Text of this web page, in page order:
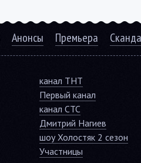
Анонсы Премьера
канал ТНТ
Первый канал
канал СТС
Дмитрий Нагиев
шоу Холостяк 2 сезон
Участницы